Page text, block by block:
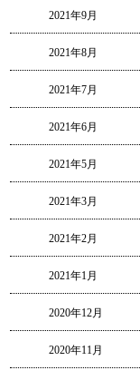
2021年9月
2021年8月
2021年7月
2021年6月
2021年5月
2021年3月
2021年2月
2021年1月
2020年12月
2020年11月